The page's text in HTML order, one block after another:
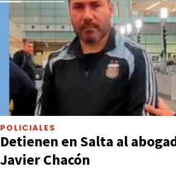
POLICIALES
Detienen en Salta al
Javier Chacón